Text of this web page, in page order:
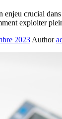
enjeu crucial
exploiter
2023 Author